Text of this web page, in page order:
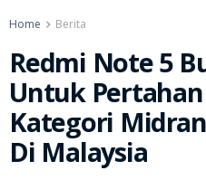
Home Berita
Redmi Note 5
Untuk
Kategori
Di Malaysia